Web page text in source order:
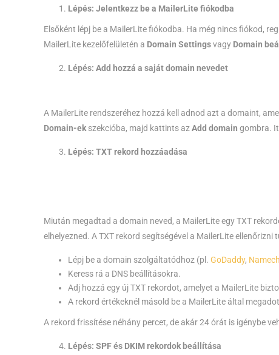
Lépés: Jelentkezz be a MailerLite fiókodba
Elsőként lépj be a MailerLite fiókodba. Ha még nincs fiókod,
MailerLite kezelőfelületén a Domain Settingsvagy Domain
Lépés: Add hozzá a saját domain nevedet
A MailerLite rendszeréhez hozzá kell adnod azt a domaint,
Domain-ek szekcióba, majd kattints azAdd domain gombra.
Lépés: TXT rekord hozzáadása
Miután megadtad a domain neved, a MailerLite egy TXT
elhelyezned. A TXT rekord segítségével a MailerLite
Lépj be a domain szolgáltatódhoz (pl. GoDaddy,
Keress rá a DNS beállításokra.
Adj hozzá egy új TXT rekordot, amelyet a MailerLite
A rekord értékeknél másold be a MailerLite által
A rekord frissítése néhány percet, de akár 24 órát is igénybe
Lépés: SPF és DKIM rekordok beállítása